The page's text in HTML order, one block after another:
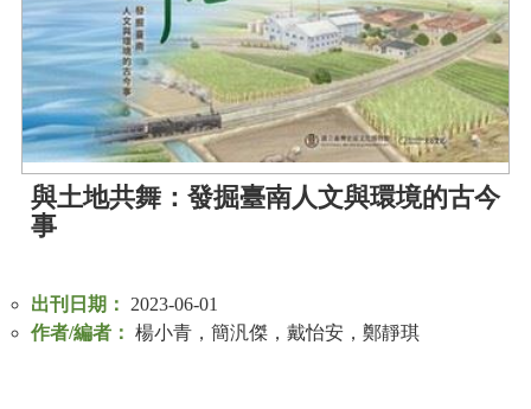
與土地共舞：發掘臺南人文與環境的古今
事
出刊日期：
2023-06-01
作者/編者： 楊小青，簡汎傑，戴怡安，鄭靜琪